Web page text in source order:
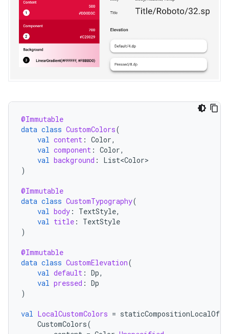
@Immutable
data class CustomColors(
val content : Color,
val component : Color,
val background :
List<Color>
)
@Immutable
data class CustomTypography(
val body : TextStyle,
val title :
TextStyle
)
@Immutable
data class CustomElevation(
val default : Dp,
val pressed : Dp
)
val LocalCustomColors = staticCompositionLocalOf
CustomColors(